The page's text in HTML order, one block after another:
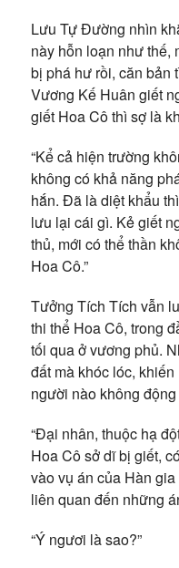
Lưu Tự Đường nhìn
này hỗn loạn như thế,
bị phá hư rồi, căn bản
Vương Kế Huân giết
giết Hoa Cô thì sợ là
“Kể cả hiện trường
không có khả năng
hắn. Đã là diệt khẩu
lưu lại cái gì. Kẻ giết
thủ, mới có thể thần
Hoa Cô.”
Tưởng Tích Tích vẫn
thi thể Hoa Cô, trong
tối qua ở vương phủ.
đất mà khóc lóc,
người nào không
“Đại nhân, thuộc hạ
Hoa Cô sở dĩ bị giết,
vào vụ án của Hàn
liên quan đến những
“Ý ngươi là sao?”